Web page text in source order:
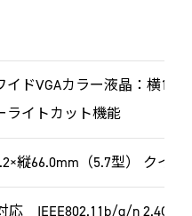
イドVGAカラー液晶：横
ライトカット機能
縦66.0mm（5.7型） クイ
応 IEEE802.11b/g/n 2.4GHz